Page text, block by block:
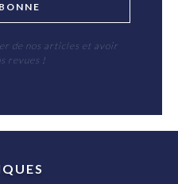
de nos articles et avoir
revues !